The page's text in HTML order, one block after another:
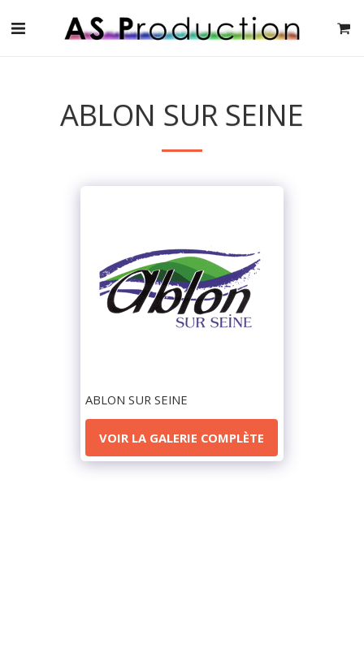
ABLON SUR SEINE
ABLON SUR SEINE
VOIR LA GALERIE COMPLÈTE